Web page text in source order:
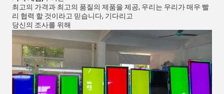
최고의 가격과 최고의 품질의 제품을 제공, 우리는 우리가 매우 빨
리 협력 할 것이라고 믿습니다, 기다리고
당신의 조사를 위해